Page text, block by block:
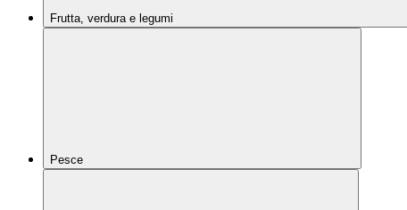
Frutta, verdura e legumi
Pesce